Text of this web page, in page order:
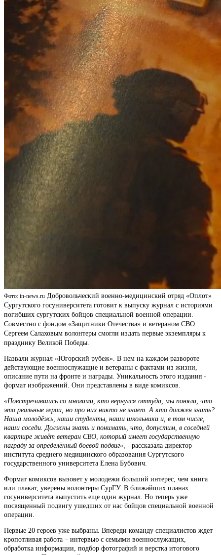
Фото: in-news.ru Добровольческий военно-медицинский отряд «Оплот»
Сургутского госуниверситета готовит к выпуску журнал с историями
погибших сургутских бойцов специальной военной операции.
Совместно с фондом «Защитники Отечества» и ветераном СВО
Сергеем Салаховым волонтеры смогли издать первые экземпляры к
празднику Великой Победы.
Назвали журнал «Югорский рубеж». В нем на каждом развороте
действующие военнослужащие и ветераны с фактами из жизни,
описание пути на фронте и награды. Уникальность этого издания -
формат изображений. Они представлены в виде комиксов.
«Повстречавшись со многими, кто вернулся оттуда, мы поняли, что
это реальные герои, но про них никто не знает. А кто должен знать?
Наша молодёжь, наши студенты, наши школьники и, в том числе,
наши соседи. Должны знать и понимать, что, допустим, в соседней
квартире живёт ветеран СВО, который имеет государственную
награду за определённый боевой подвиг», - рассказала директор
института среднего медицинского образования Сургутского
государственного университета Елена Бубович.
Формат комиксов вызовет у молодежи больший интерес, чем книга
или плакат, уверены волонтеры СурГУ. В ближайших планах
госуниверситета выпустить еще один журнал. Но теперь уже
посвященный подвигу ушедших от нас бойцов специальной военной
операции.
Первые 20 героев уже выбраны. Впереди команду специалистов ждет
кропотливая работа – интервью с семьями военнослужащих,
обработка информации, подбор фотографий и верстка итогового